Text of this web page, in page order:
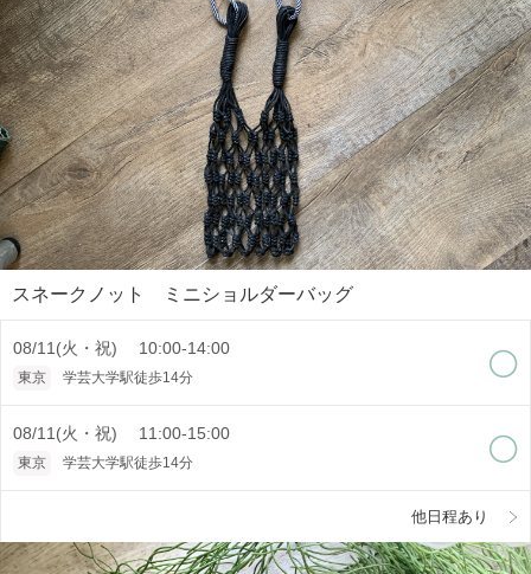
スネークノット ミニショルダーバッグ
08/11(火・祝) 10:00-14:00
東京 学芸大学駅徒歩14分
08/11(火・祝) 11:00-15:00
東京 学芸大学駅徒歩14分
他日程あり